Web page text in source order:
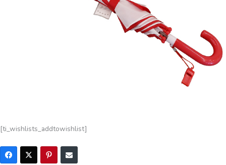
[ti_wishlists_addtowishlist]